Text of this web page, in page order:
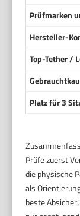
Prüfmarken
Hersteller-
Top-Tether /
Platz für 3
Prüfe zuerst
die physische
als
beste